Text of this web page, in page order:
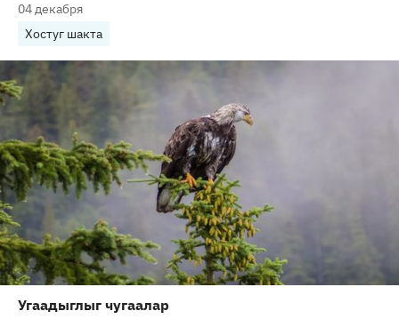
04 декабря
Хостуг шакта
Угаадыглыг чугаалар